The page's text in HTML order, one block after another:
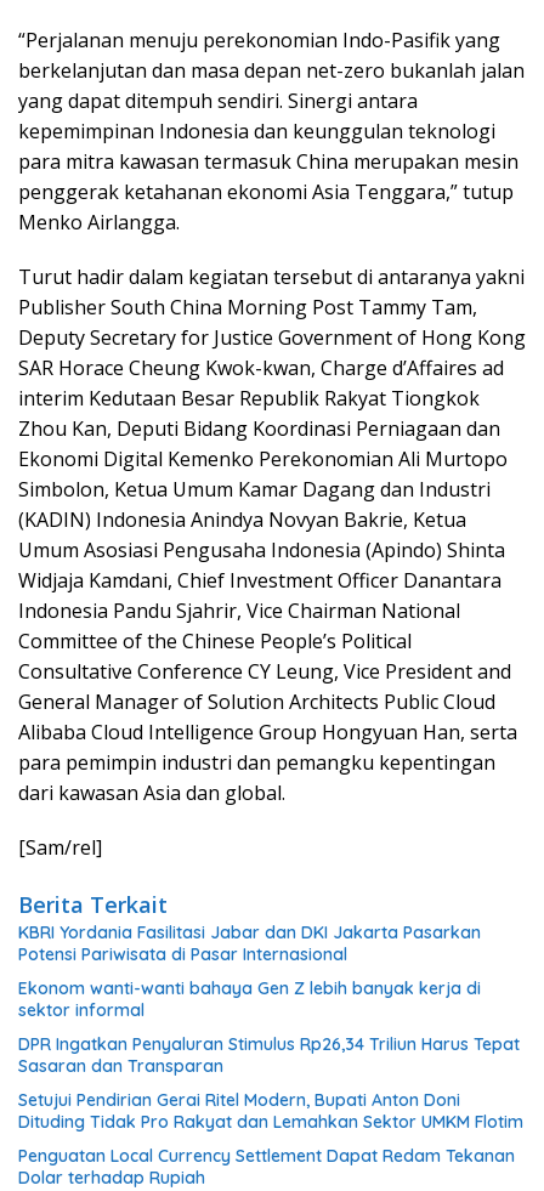
“Perjalanan menuju perekonomian Indo-Pasifik yang
berkelanjutan dan masa depan net-zero bukanlah jalan
yang dapat ditempuh sendiri. Sinergi antara
kepemimpinan Indonesia dan keunggulan teknologi
para mitra kawasan termasuk China merupakan mesin
penggerak ketahanan ekonomi Asia Tenggara,” tutup
Menko Airlangga.
Turut hadir dalam kegiatan tersebut di antaranya yakni
Publisher South China Morning Post Tammy Tam,
Deputy Secretary for Justice Government of Hong Kong
SAR Horace Cheung Kwok-kwan, Charge d’Affaires ad
interim Kedutaan Besar Republik Rakyat Tiongkok
Zhou Kan, Deputi Bidang Koordinasi Perniagaan dan
Ekonomi Digital Kemenko Perekonomian Ali Murtopo
Simbolon, Ketua Umum Kamar Dagang dan Industri
(KADIN) Indonesia Anindya Novyan Bakrie, Ketua
Umum Asosiasi Pengusaha Indonesia (Apindo) Shinta
Widjaja Kamdani, Chief Investment Officer Danantara
Indonesia Pandu Sjahrir, Vice Chairman National
Committee of the Chinese People’s Political
Consultative Conference CY Leung, Vice President and
General Manager of Solution Architects Public Cloud
Alibaba Cloud Intelligence Group Hongyuan Han, serta
para pemimpin industri dan pemangku kepentingan
dari kawasan Asia dan global.
[Sam/rel]
Berita Terkait
KBRI Yordania Fasilitasi Jabar dan DKI Jakarta Pasarkan
Potensi Pariwisata di Pasar Internasional
Ekonom wanti-wanti bahaya Gen Z lebih banyak kerja di
sektor informal
DPR Ingatkan Penyaluran Stimulus Rp26,34 Triliun Harus Tepat
Sasaran dan Transparan
Setujui Pendirian Gerai Ritel Modern, Bupati Anton Doni
Dituding Tidak Pro Rakyat dan Lemahkan Sektor UMKM Flotim
Penguatan Local Currency Settlement Dapat Redam Tekanan
Dolar terhadap Rupiah